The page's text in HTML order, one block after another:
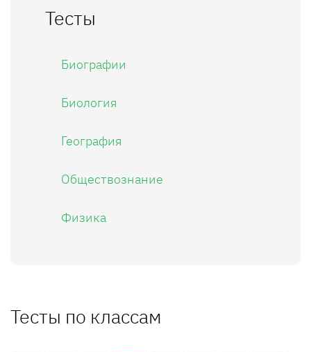
Тесты
Биографии
Биология
География
Обществознание
Физика
Тесты по классам